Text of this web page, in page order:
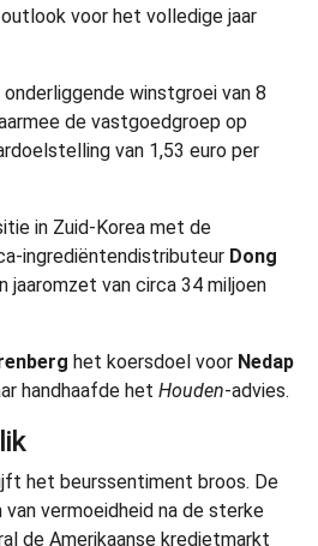
voor het volledige jaar
winstgroei van 8
de vastgoedgroep op
van 1,53 euro per
in Zuid-Korea met de
ingrediëntendistributeur Dong
jaaromzet van circa 34 miljoen
het koersdoel voor Nedap
handhaafde het Houden-advies.
het beurssentiment broos. De
vermoeidheid na de sterke
de Amerikaanse kredietmarkt